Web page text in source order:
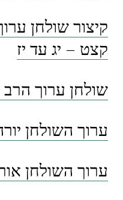
קיצור שולחן
קצט – יג עד יז
שולחן ערוך
ערוך השולחן
ערוך השולחן